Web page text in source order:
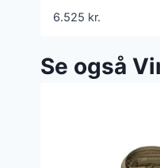
6.525 kr.
Se også